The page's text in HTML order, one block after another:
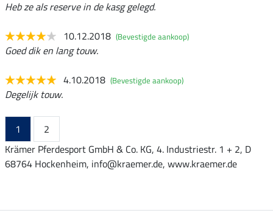
Heb ze als reserve in de kasg gelegd.
10.12.2018 (Bevestigde aankoop)
Goed dik en lang touw.
4.10.2018 (Bevestigde aankoop)
Degelijk touw.
1
2
Krämer Pferdesport GmbH & Co. KG, 4. Industriestr. 1 + 2, D
68764 Hockenheim, info@kraemer.de, www.kraemer.de